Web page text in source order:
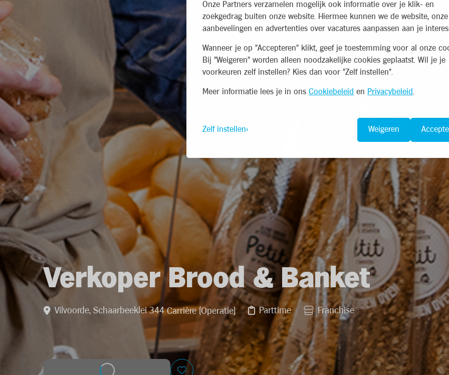
Onze Partners verzamelen mogelijk ook informatie over je klik- en
zoekgedrag buiten onze website. Hiermee kunnen we de website, onze
aanbevelingen en advertenties over vacatures aanpassen aan je
Wanneer je op "Accepteren" klikt, geef je toestemming voor al onze
Bij "Weigeren" worden alleen noodzakelijke cookies geplaatst. Wil je je
voorkeuren zelf instellen? Kies dan voor "Zelf instellen".
Meer informatie lees je in ons Cookiebeleid en Privacybeleid
Zelf instellen Weigeren
Verkoper Brood & Banket
Vilvoorde, Schaarbeeklei 344 Carrière (Operatie) Parttime Franchise
Solliciteer op deze job